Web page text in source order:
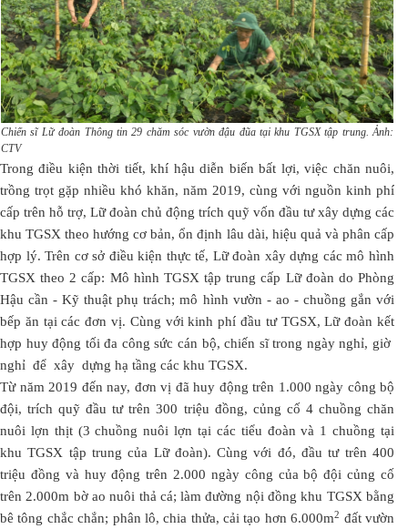
Chiến sĩ Lữ đoàn Thông tin 29 chăm sóc vườn đậu đũa tại khu TGSX tập trung. Ảnh:
CTV
Trong điều kiện thời tiết, khí hậu diễn biến bất lợi, việc chăn nuôi,
trồng trọt gặp nhiều khó khăn, năm 2019, cùng với nguồn kinh phí
cấp trên hỗ trợ, Lữ đoàn chủ động trích quỹ vốn đầu tư xây dựng các
khu TGSX theo hướng cơ bản, ổn định lâu dài, hiệu quả và phân cấp
hợp lý. Trên cơ sở điều kiện thực tế, Lữ đoàn xây dựng các mô hình
TGSX theo 2 cấp: Mô hình TGSX tập trung cấp Lữ đoàn do Phòng
Hậu cần - Kỹ thuật phụ trách; mô hình vườn - ao - chuồng gắn với
bếp ăn tại các đơn vị. Cùng với kinh phí đầu tư TGSX, Lữ đoàn kết
hợp huy động tối đa công sức cán bộ, chiến sĩ trong ngày nghỉ, giờ
nghỉ để xây dựng hạ tầng các khu TGSX.
Từ năm 2019 đến nay, đơn vị đã huy động trên 1.000 ngày công bộ
đội, trích quỹ đầu tư trên 300 triệu đồng, củng cố 4 chuồng chăn
nuôi lợn thịt (3 chuồng nuôi lợn tại các tiểu đoàn và 1 chuồng tại
khu TGSX tập trung của Lữ đoàn). Cùng với đó, đầu tư trên 400
triệu đồng và huy động trên 2.000 ngày công của bộ đội củng cố
trên 2.000m bờ ao nuôi thả cá; làm đường nội đồng khu TGSX bằng
bê tông chắc chắn; phân lô, chia thửa, cải tạo hơn 6.000m2 đất vườn